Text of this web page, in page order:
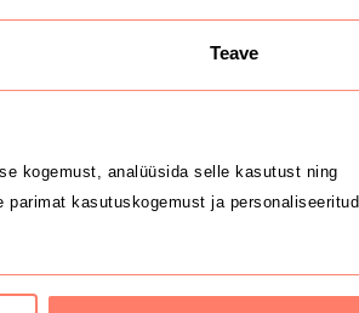
Teave
kogemust, analüüsida selle kasutust ning
kasutuskogemust ja personaliseeritud